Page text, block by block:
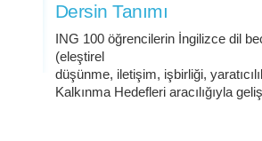
Dersin Tanımı
ING 100 öğrencilerin İngilizce dil
(eleştirel
düşünme, iletişim, işbirliği,
Kalkınma Hedefleri aracılığıyla